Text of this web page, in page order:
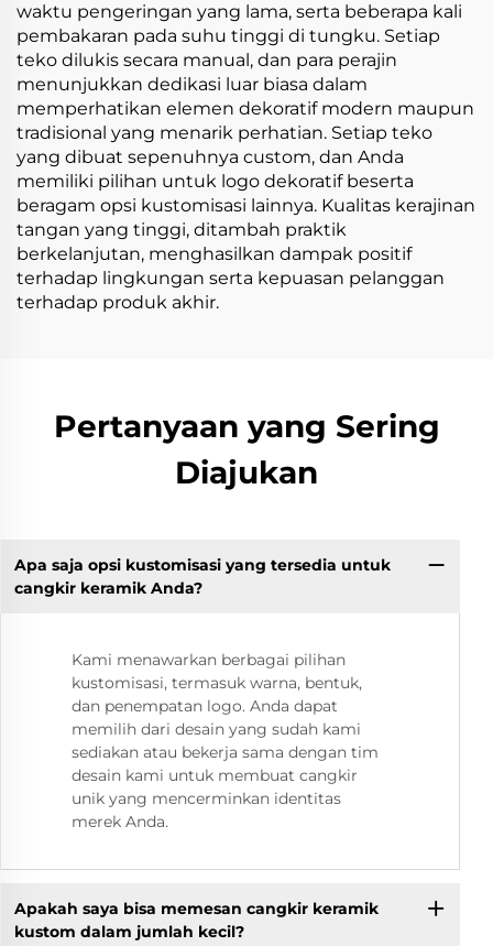
waktu pengeringan yang lama, serta beberapa kali
pembakaran pada suhu tinggi di tungku. Setiap
teko dilukis secara manual, dan para perajin
menunjukkan dedikasi luar biasa dalam
memperhatikan elemen dekoratif modern maupun
tradisional yang menarik perhatian. Setiap teko
yang dibuat sepenuhnya custom, dan Anda
memiliki pilihan untuk logo dekoratif beserta
beragam opsi kustomisasi lainnya. Kualitas kerajinan
tangan yang tinggi, ditambah praktik
berkelanjutan, menghasilkan dampak positif
terhadap lingkungan serta kepuasan pelanggan
terhadap produk akhir.
Pertanyaan yang Sering
Diajukan
Apa saja opsi kustomisasi yang tersedia untuk
cangkir keramik Anda?
Kami menawarkan berbagai pilihan
kustomisasi, termasuk warna, bentuk,
dan penempatan logo. Anda dapat
memilih dari desain yang sudah kami
sediakan atau bekerja sama dengan tim
desain kami untuk membuat cangkir
unik yang mencerminkan identitas
merek Anda.
Apakah saya bisa memesan cangkir keramik
kustom dalam jumlah kecil?